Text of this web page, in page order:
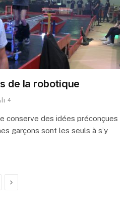
de la robotique
4
conserve des idées préconçues
garçons sont les seuls à s’y
Suivant